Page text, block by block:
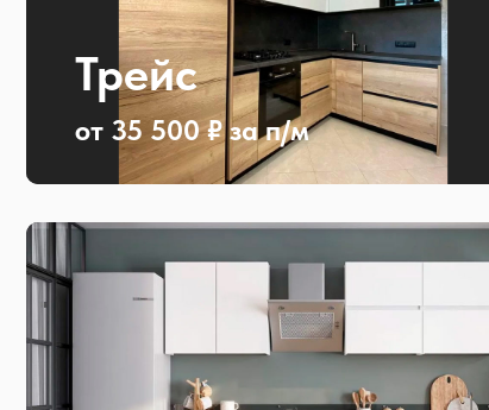
от 35 500 ₽ за п/м
Трейс